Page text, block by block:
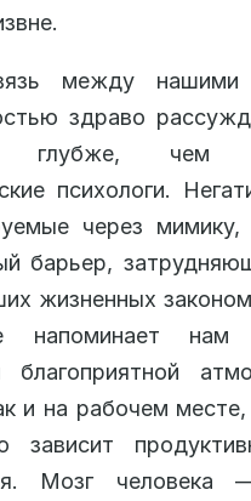
между нашими
здраво
глубже, чем
психологи.
через
барьер,
жизненных
напоминает
благоприятной
и на рабочем
зависит
Мозг человека